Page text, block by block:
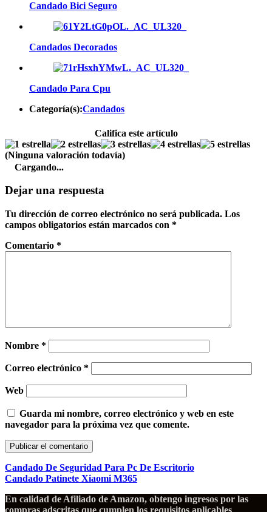
Candado Bici Seguro
Candados Decorados
Candado Para Cpu
Categoría(s):Candados
Califica este artículo
(Ninguna valoración todavía)
Cargando...
Dejar una respuesta
Tu dirección de correo electrónico no será publicada. Los
campos obligatorios están marcados con *
Comentario *
Nombre *
Correo electrónico *
Web
Guarda mi nombre, correo electrónico y web en este
navegador para la próxima vez que comente.
Candado De Seguridad Para Pc De Escritorio
Candado Patinete Xiaomi M365
En calidad de Afiliado de Amazon, obtengo ingresos por las
compras adscritas que cumplen los requisitos aplicables